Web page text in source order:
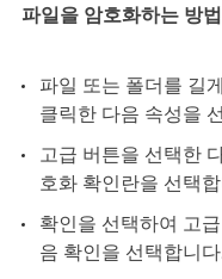
파일을 암호화하는 방
파일 또는 폴더를 길
클릭한 다음 속성을
고급 버튼을 선택한
호화 확인란을 선택
확인을 선택하여 고
음 확인을 선택합니다.